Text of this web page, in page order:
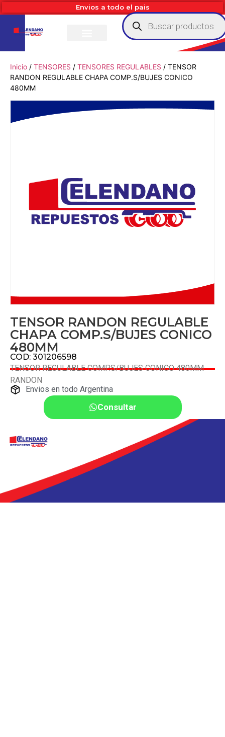
Envios a todo el pais
Inicio / TENSORES / TENSORES REGULABLES / TENSOR
RANDON REGULABLE CHAPA COMP.S/BUJES CONICO
480MM
TENSOR RANDON REGULABLE
CHAPA COMP.S/BUJES CONICO
480MM
COD: 301206598
TENSOR REGULABLE COMP.S/BUJES CONICO 480MM
RANDON
Envios en todo Argentina
Consultar